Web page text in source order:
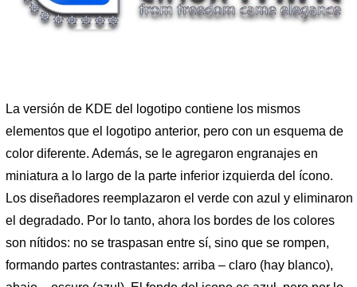
La versión de KDE del logotipo contiene los mismos
elementos que el logotipo anterior, pero con un esquema de
color diferente. Además, se le agregaron engranajes en
miniatura a lo largo de la parte inferior izquierda del ícono.
Los diseñadores reemplazaron el verde con azul y eliminaron
el degradado. Por lo tanto, ahora los bordes de los colores
son nítidos: no se traspasan entre sí, sino que se rompen,
formando partes contrastantes: arriba – claro (hay blanco),